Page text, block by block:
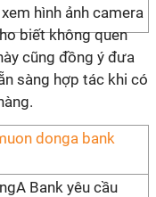
hình ảnh camera
biết không quen
cũng đồng ý đưa
sàng hợp tác khi có
Bank yêu cầu